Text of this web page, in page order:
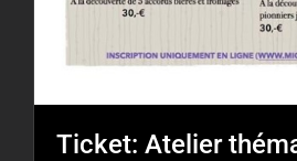
Ticket: Atelier